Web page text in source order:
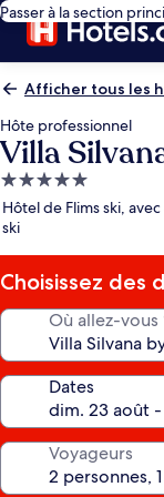
Passer à la section
Afficher tous les
Hôte professionnel
Villa
Hébergement
5.0 étoiles
Hôtel de Flims ski,
ski
Choisissez des
Où allez-vous
Dates
Voyageurs